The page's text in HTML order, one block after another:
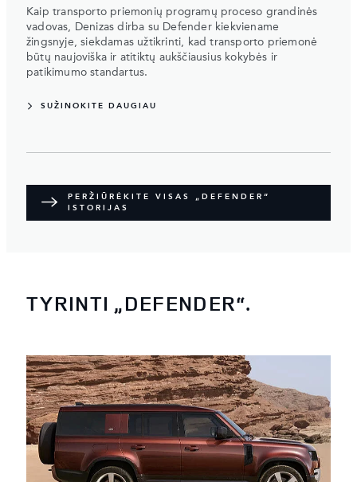
Kaip transporto priemonių programų proceso grandinės
vadovas, Denizas dirba su Defender kiekviename
žingsnyje, siekdamas užtikrinti, kad transporto priemonė
būtų naujoviška ir atitiktų aukščiausius kokybės ir
patikimumo standartus.
SUŽINOKITE DAUGIAU
PERŽIŪRĖKITE VISAS „DEFENDER“
ISTORIJAS
TYRINTI „DEFENDER“.